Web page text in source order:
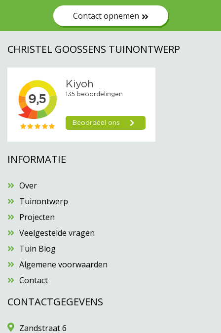
Contact opnemen
CHRISTEL GOOSSENS TUINONTWERP
INFORMATIE
Over
Tuinontwerp
Projecten
Veelgestelde vragen
Tuin Blog
Algemene voorwaarden
Contact
CONTACTGEGEVENS
Zandstraat 6